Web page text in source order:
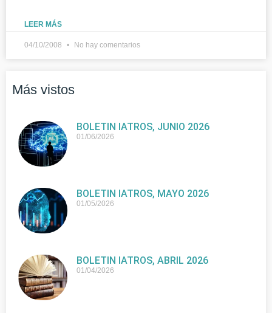
LEER MÁS
04/10/2008 No hay comentarios
Más vistos
BOLETIN IATROS, JUNIO 2026
01/06/2026
BOLETIN IATROS, MAYO 2026
01/05/2026
BOLETIN IATROS, ABRIL 2026
01/04/2026